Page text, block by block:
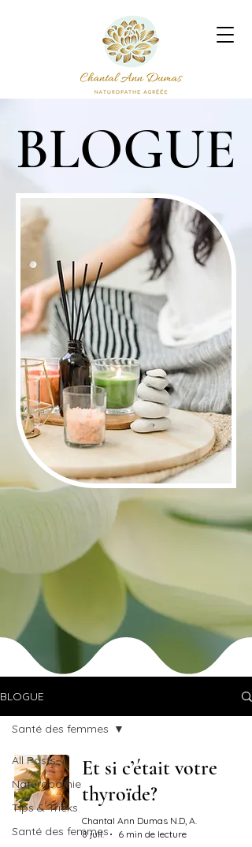
BLOGUE
BLOGUE
BLOGUE
All Posts
Naturopathie
Tips & Tricks
Santé des femmes
Santé des femmes
Et si c’était votre
thyroïde?
Chantal Ann Dumas N.D, A.
8 juil.
6 min de lecture